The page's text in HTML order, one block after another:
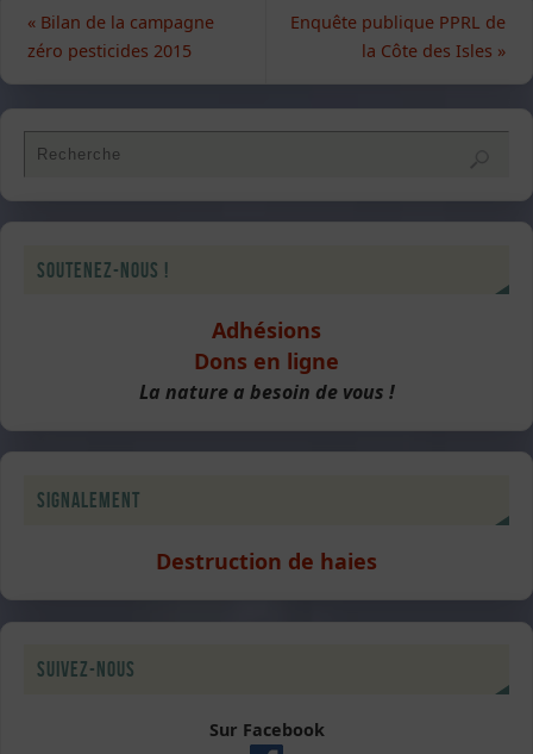
«Bilan de la campagne
zéro pesticides 2015
Enquête publique PPRL de
la Côte des Isles »
Soutenez-nous !
Adhésions
Dons en ligne
La nature a besoin de vous !
Signalement
Destruction de haies
Suivez-nous
Sur Facebook